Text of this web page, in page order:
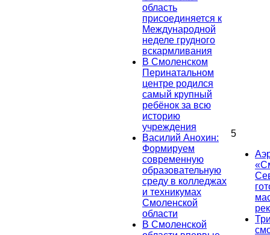
область
присоединяется к
Международной
неделе грудного
вскармливания
В Смоленском
Перинатальном
центре родился
самый крупный
ребёнок за всю
историю
учреждения
Василий Анохин:
Формируем
современную
образовательную
среду в колледжах
и техникумах
Смоленской
области
В Смоленской
5